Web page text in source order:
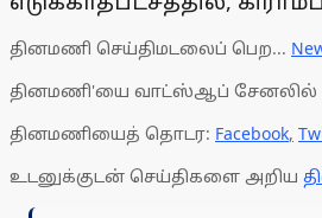
தினமணி செய்திமடலைப் பெற...
தினமணி'யை வாட்ஸ்ஆப் சேனலில்
தினமணியைத் தொடர: Facebook,
உடனுக்குடன் செய்திகளை அறிய